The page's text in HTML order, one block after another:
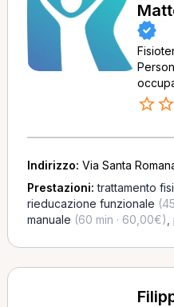
Indirizzo: Via Santa
Prestazioni:trattamento
rieducazione funzionale
manuale (60 min · 60,00€)